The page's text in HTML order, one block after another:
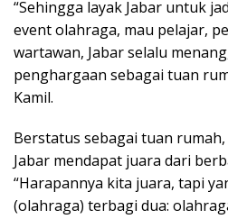
“Sehingga layak Jabar untuk
event olahraga, mau pelajar,
wartawan, Jabar selalu
penghargaan sebagai tuan
Kamil.
Berstatus sebagai tuan
Jabar mendapat juara dari
“Harapannya kita juara, tapi
(olahraga) terbagi dua: